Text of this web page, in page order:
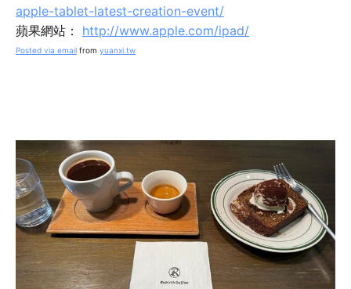
apple-tablet-latest-creation-event/
蘋果網站： http://www.apple.com/ipad/
Posted via email from yuanxi.tw